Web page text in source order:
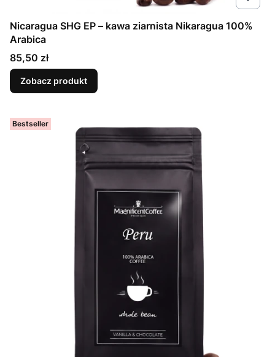
Nicaragua SHG EP – kawa ziarnista Nikaragua 100%
Arabica
Cena
85,50 zł
Zobacz produkt
Bestseller